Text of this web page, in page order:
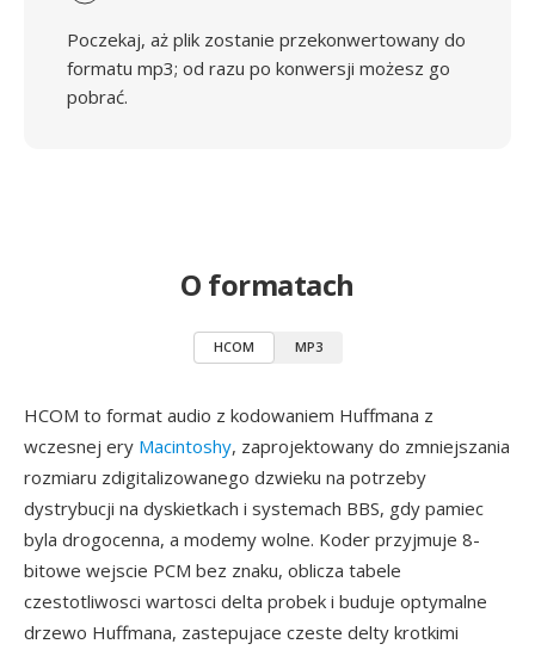
Poczekaj, aż plik zostanie przekonwertowany do
formatu mp3; od razu po konwersji możesz go
pobrać.
O formatach
HCOM MP3
HCOM to format audio z kodowaniem Huffmana z
wczesnej ery Macintoshy, zaprojektowany do zmniejszania
rozmiaru zdigitalizowanego dzwieku na potrzeby
dystrybucji na dyskietkach i systemach BBS, gdy pamiec
byla drogocenna, a modemy wolne. Koder przyjmuje 8-
bitowe wejscie PCM bez znaku, oblicza tabele
czestotliwosci wartosci delta probek i buduje optymalne
drzewo Huffmana, zastepujace czeste delty krotkimi